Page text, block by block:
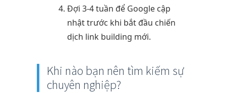
Đợi 3-4 tuần để Google cập
nhật trước khi bắt đầu chiến
dịch link building mới.
Khi nào bạn nên tìm kiếm sự
chuyên nghiệp?